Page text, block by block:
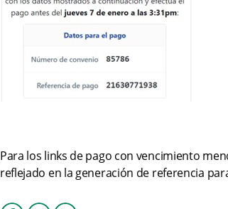
Para los links de pago con vencimiento
reflejado en la generación de referencia